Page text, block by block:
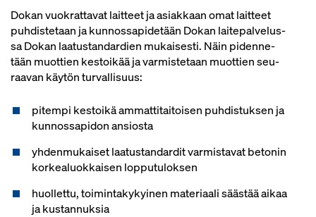
Do­kan vuo­k­rat­ta­vat lait­teet ja asiak­kaan omat lait­teet
puh­dis­te­taan ja kun­nos­sa­pi­de­tään Do­kan lai­te­pal­ve­lus­
sa Do­kan laa­tus­tan­dar­dien mu­kai­ses­ti. Näin pi­den­ne­
tään muot­tien kes­toi­kää ja var­mis­te­taan muot­tien seu­
raa­van käy­tön tur­val­li­suus:
pitempi kestoikä ammattitaitoisen puhdistuksen ja
kunnossapidon ansiosta
yhdenmukaiset laatustandardit varmistavat betonin
korkealuokkaisen lopputuloksen
huollettu, toimintakykyinen materiaali säästää aikaa
ja kustannuksia